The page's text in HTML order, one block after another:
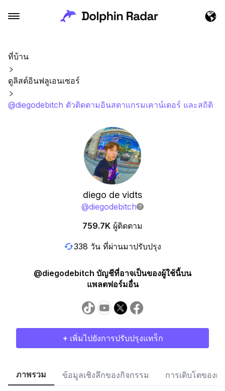
ที่บ้าน
ดูลิสต์อินฟลูเอนเซอร์
@diegodebitch ตัวติดตามอินสตาแกรมเคาน์เตอร์ และสถิติ
diego de vidts
@diegodebitch
759.7K ผู้ติดตาม
338 วัน ที่ผ่านมาปรับปรุง
@diegodebitch บัญชีที่อาจเป็นของผู้ใช้นี้บน
แพลตฟอร์มอื่น
+ เพิ่มไปยังการปรับปรุงแทร็ก
ภาพรวม ข้อมูลเชิงลึกของกิจกรรม การเติบโตของผู้